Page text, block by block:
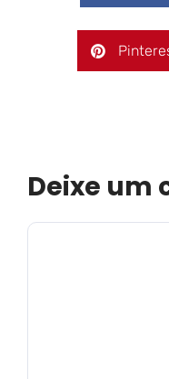
Deixe um